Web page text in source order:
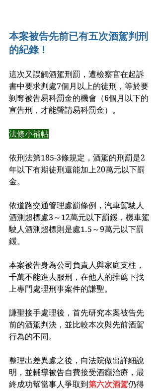
本案被告先前已有五次酒駕判刑
的紀錄 !
這次又誤觸酒駕刑罰，遭檢察官在起訴
書中要求判處7個月以上的徒刑，等於要
剝奪被告易科罰金的機會（6個月以下的
宣告刑，才能聲請易科罰金）。
法條小補帖
依刑法第185-3條規定，酒駕的刑罰是2
年以下有期徒刑還能加上20萬元以下罰
金。
依道路交通管理處罰條例，汽車駕駛人
酒測超標處3～12萬元以下罰鍰，機車駕
駛人酒測超標則是處1.5～9萬元以下罰
鍰。
本案被告身為公司負責人與家庭支柱，
千萬不能進去服刑，在他人的推薦下找
上專門處理刑事案件的謙聖。
謙聖接手處理後，首先研究本案被告先
前的酒駕判決，並比較本次與先前酒駕
行為的不同。
整理出差異處之後，向法院做出詳細說
明，並輔導被告自費接受酒癮治療，最
終成功幫當事人爭取到第六次酒駕仍得